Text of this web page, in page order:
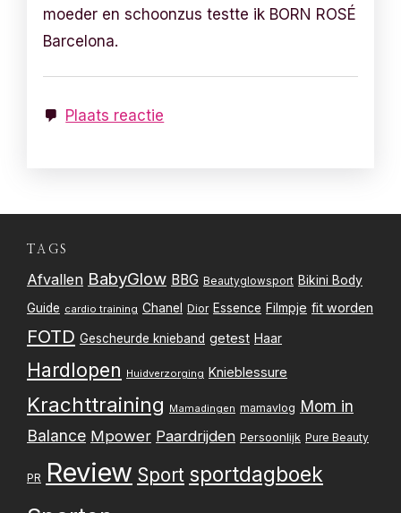
moeder en schoonzus testte ik BORN ROSÉ
Barcelona.
Plaats reactie
TAGS
Afvallen BabyGlow BBG Beautyglowsport Bikini Body
Guide cardio training Chanel Dior Essence Filmpje fit worden
FOTD Gescheurde knieband getest Haar
Hardlopen Huidverzorging Knieblessure
Krachttraining Mamadingen mamavlog Mom in
Balance Mpower Paardrijden Persoonlijk Pure Beauty
PR Review Sport sportdagboek